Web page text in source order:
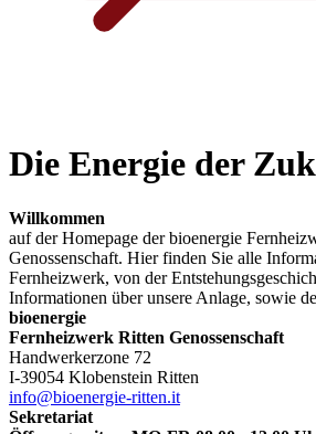
Die Energie der
Willkommen
auf der Homepage der bioenergie
Genossenschaft. Hier finden Sie alle
Fernheizwerk, von der
Informationen über unsere Anlage, sowie
bioenergie
Fernheizwerk Ritten Genossenschaft
Handwerkerzone 72
I-39054 Klobenstein Ritten
info@bioenergie-ritten.it
Sekretariat